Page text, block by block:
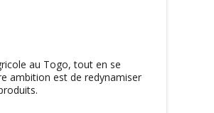
au Togo, tout en se
ambition est de redynamiser